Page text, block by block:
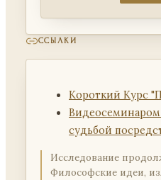
ССЫЛКИ
Короткий Курс
Видеосеминаром
судьбой
Исследование
Философские идеи,